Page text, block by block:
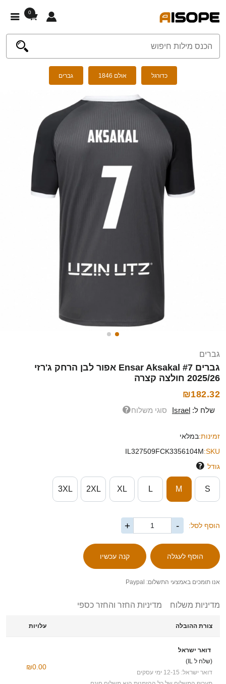
0
כדורגל אולם 1846 גברים
גברים
גברים Ensar Aksakal #7 אפור לבן הרחק ג'רזי
2025/26 חולצה קצרה
₪182.32
שלח ל: Israel סוגי משלוח
זמינות:במלאי
SKU:
IL327509FCK3356104M
גודל
S
M
L
XL
2XL
3XL
הוסף לסל: -
+
אנו תומכים באמצעי התשלום: Paypal
מדיניות משלוח מדיניות החזר והחזר כספי
צורת ההובלה עלויות
דואר ישראל
(שלח ל IL)
דואר ישראל: 12-15 ימי עסקים
₪0.00